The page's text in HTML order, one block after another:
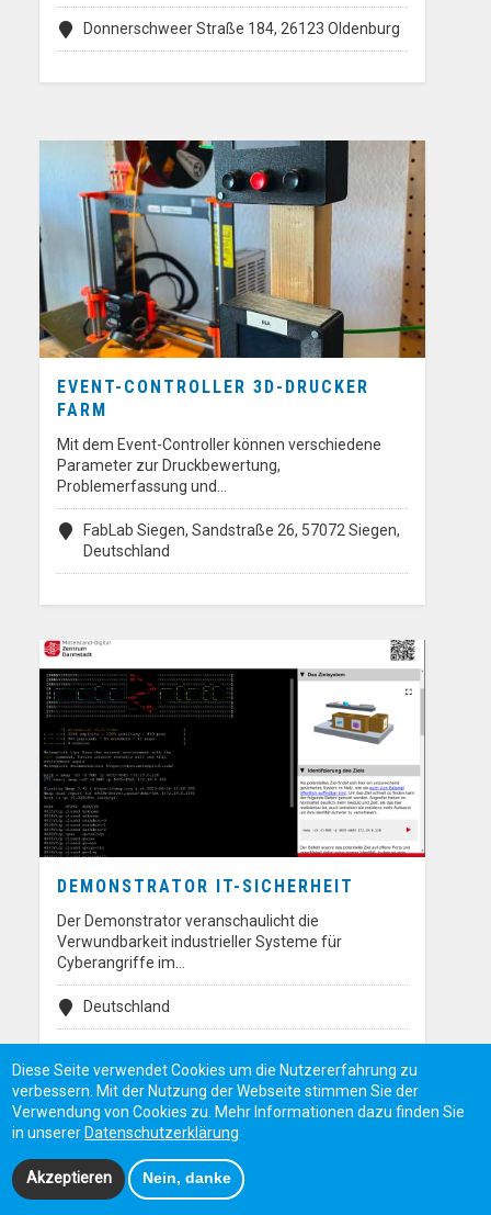
Donnerschweer Straße 184, 26123 Oldenburg
EVENT-CONTROLLER 3D-DRUCKER
FARM
Mit dem Event-Controller können verschiedene
Parameter zur Druckbewertung,
Problemerfassung und…
FabLab Siegen, Sandstraße 26, 57072 Siegen,
Deutschland
DEMONSTRATOR IT-SICHERHEIT
Der Demonstrator veranschaulicht die
Verwundbarkeit industrieller Systeme für
Cyberangriffe im…
Deutschland
Diese Seite verwendet Cookies um die Nutzererfahrung zu
verbessern. Mit der Nutzung der Webseite stimmen Sie der
Verwendung von Cookies zu. Mehr Informationen dazu finden Sie
in unserer Datenschutzerklärung
Akzeptieren Nein, danke